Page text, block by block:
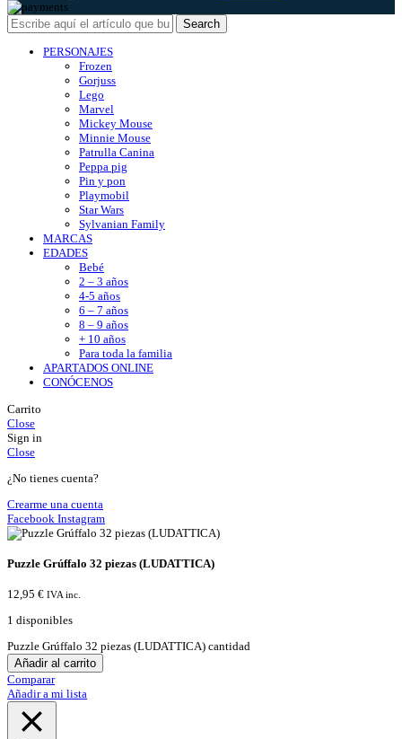
Search
PERSONAJES
Frozen
Gorjuss
Lego
Marvel
Mickey Mouse
Minnie Mouse
Patrulla Canina
Peppa pig
Pin y pon
Playmobil
Star Wars
Sylvanian Family
MARCAS
EDADES
Bebé
2 – 3 años
4-5 años
6 – 7 años
8 – 9 años
+ 10 años
Para toda la familia
APARTADOS ONLINE
CONÓCENOS
Carrito
Close
Sign in
Close
¿No tienes cuenta?
Crearme una cuenta
Facebook Instagram
Puzzle Grúffalo 32 piezas (LUDATTICA)
12,95 € IVA inc.
1 disponibles
Puzzle Grúffalo 32 piezas (LUDATTICA) cantidad
Añadir al carrito
Comparar
Añadir a mi lista